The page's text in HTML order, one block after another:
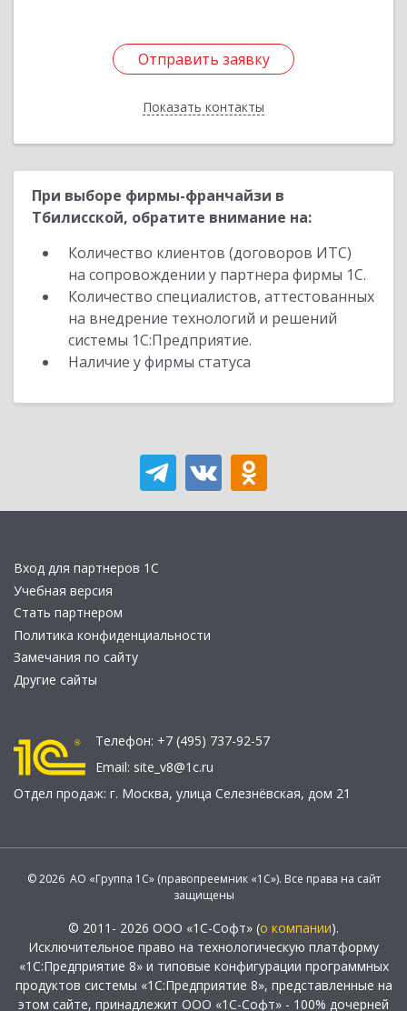
Отправить заявку
Показать контакты
Отправить заявку
Назад
При выборе фирмы-франчайзи в
Тбилисской, обратите внимание на:
Количество клиентов (договоров ИТС)
на сопровождении у партнера фирмы 1С.
Количество специалистов, аттестованных
на внедрение технологий и решений
системы 1С:Предприятие.
Наличие у фирмы статуса
Вход для партнеров 1С
Учебная версия
Стать партнером
Политика конфиденциальности
Замечания по сайту
Другие сайты
Телефон: +7 (495) 737-92-57
Email: site_v8@1c.ru
Отдел продаж: г. Москва, улица Селезнёвская, дом 21
© 2026 АО «Группа 1С» (правопреемник «1С»). Все права на сайт
защищены
© 2011- 2026 ООО «1С-Софт» (о компании).
Исключительное право на технологическую платформу
«1С:Предприятие 8» и типовые конфигурации программных
продуктов системы «1С:Предприятие 8», представленные на
этом сайте, принадлежит ООО «1С-Софт» - 100% дочерней